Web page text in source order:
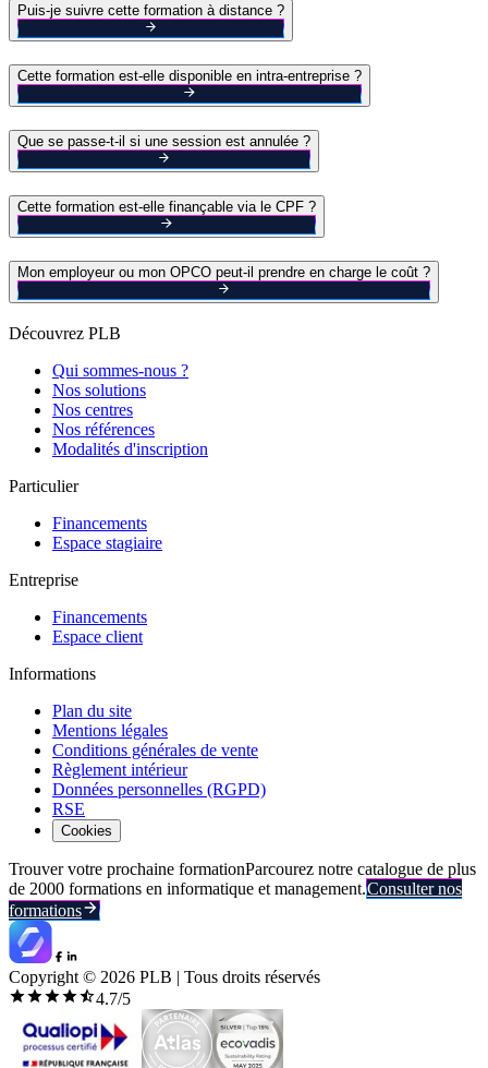
Puis-je suivre cette formation à distance ?
Cette formation est-elle disponible en intra-entreprise ?
Que se passe-t-il si une session est annulée ?
Cette formation est-elle finançable via le CPF ?
Mon employeur ou mon OPCO peut-il prendre en charge le coût ?
Découvrez PLB
Qui sommes-nous ?
Nos solutions
Nos centres
Nos références
Modalités d'inscription
Particulier
Financements
Espace stagiaire
Entreprise
Financements
Espace client
Informations
Plan du site
Mentions légales
Conditions générales de vente
Règlement intérieur
Données personnelles (RGPD)
RSE
Cookies
Trouver votre prochaine formationParcourez notre catalogue de plus
de 2000 formations en informatique et management.Consulter nos
formations
Copyright © 2026 PLB | Tous droits réservés
4.7/5